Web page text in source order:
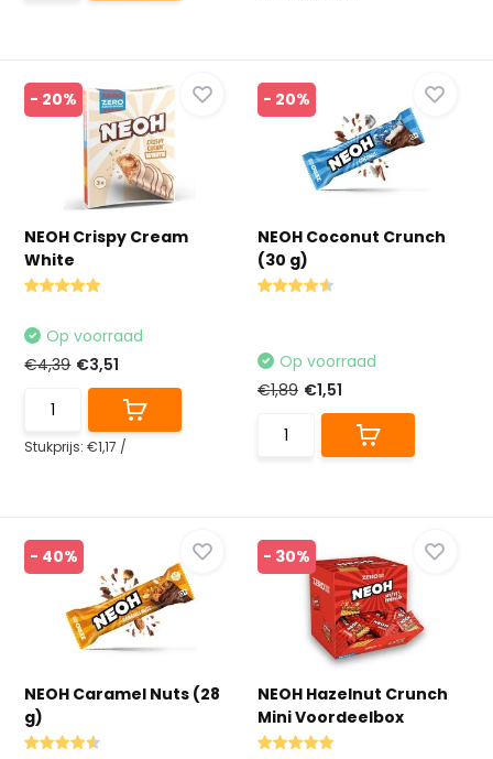
- 20%
NEOH Crispy Cream
White
Op voorraad
€4,39 €3,51
Stukprijs:€1,17 /
- 20%
NEOH Coconut Crunch
(30 g)
Op voorraad
€1,89 €1,51
- 40%
NEOH Caramel Nuts (28
g)
- 30%
NEOH Hazelnut Crunch
Mini Voordeelbox